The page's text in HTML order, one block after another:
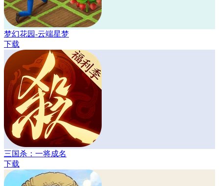
梦幻花园-云端星梦
下载
三国杀：一将成名
下载